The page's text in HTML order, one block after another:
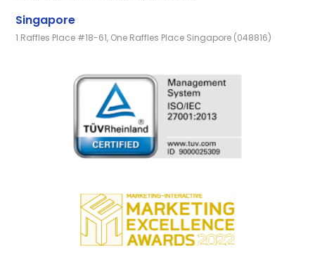
Singapore
1 Raffles Place #18-61, One Raffles Place Singapore (048816)